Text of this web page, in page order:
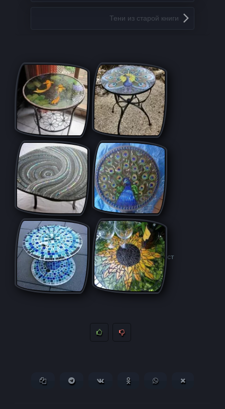
Тени из старой книги
ст
Копировать ссылкуПоделиться в Telegram
Поделиться ВКонтактеПоделиться в
Поделиться в